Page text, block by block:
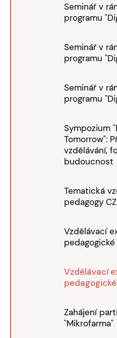
Seminář v
programu
Seminář v
programu
Seminář v
programu
Sympozium
Tomorrow":
vzdělávání,
budoucnost
Tematická
pedagogy
Vzdělávací
Vzdělávací
Zahájení
"Mikrofarma"